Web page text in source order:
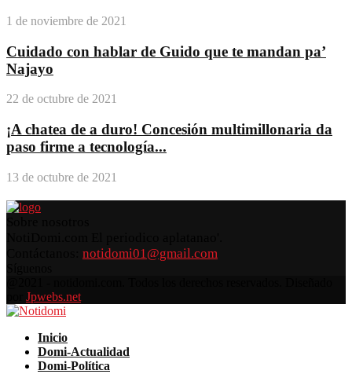
1 de noviembre de 2021
Cuidado con hablar de Guido que te mandan pa’
Najayo
22 de octubre de 2021
¡A chatea de a duro! Concesión multimillonaria da
paso firme a tecnología...
13 de octubre de 2021
notidomi01@gmail.com
Jpwebs.net
Inicio
Domi-Actualidad
Domi-Política